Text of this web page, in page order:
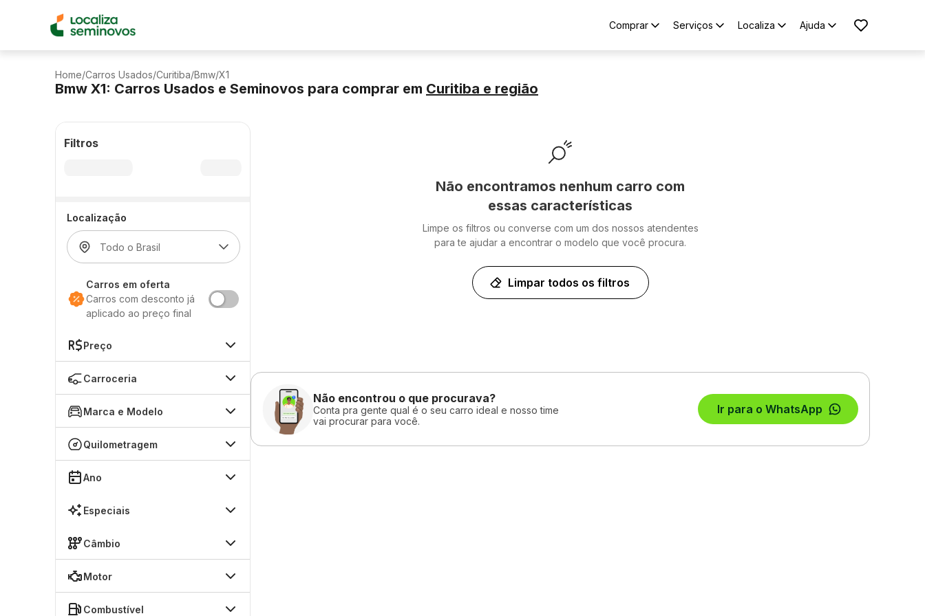
Comprar Serviços Localiza Ajuda
Home/Carros Usados/Curitiba/Bmw/X1
Bmw X1: Carros Usados e Seminovos para comprar em Curitiba e região
Filtros
Localização
Carros em oferta
Carros com desconto já
aplicado ao preço final
Preço
Carroceria
Marca e Modelo
Quilometragem
Ano
Especiais
Câmbio
Motor
Combustível
Não encontramos nenhum carro com
essas características
Limpe os filtros ou converse com um dos nossos atendentes
para te ajudar a encontrar o modelo que você procura.
Limpar todos os filtros
Não encontrou o que procurava?
Conta pra gente qual é o seu carro ideal e nosso time
vai procurar para você.
Ir para o WhatsApp